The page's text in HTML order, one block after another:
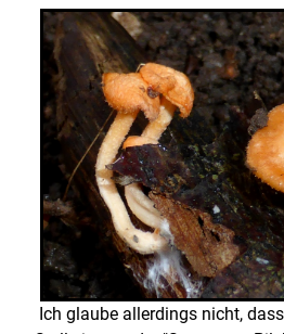
Ich glaube allerdings nicht,